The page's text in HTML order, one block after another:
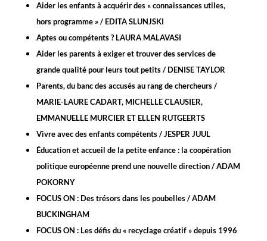
Aider les enfants à acquérir des « connaissances utiles,
hors programme » / EDITA SLUNJSKI
Aptes ou compétents ? LAURA MALAVASI
Aider les parents à exiger et trouver des services de
grande qualité pour leurs tout petits / DENISE TAYLOR
Parents, du banc des accusés au rang de chercheurs /
MARIE-LAURE CADART, MICHELLE CLAUSIER,
EMMANUELLE MURCIER ET ELLEN RUTGEERTS
Vivre avec des enfants compétents / JESPER JUUL
Éducation et accueil de la petite enfance : la coopération
politique européenne prend une nouvelle direction / ADAM
POKORNY
FOCUS ON : Des trésors dans les poubelles / ADAM
BUCKINGHAM
FOCUS ON : Les défis du « recyclage créatif » depuis 1996